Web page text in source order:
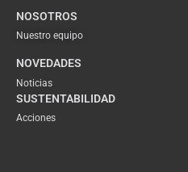
NOSOTROS
Nuestro equipo
NOVEDADES
Noticias
SUSTENTABILIDAD
Acciones